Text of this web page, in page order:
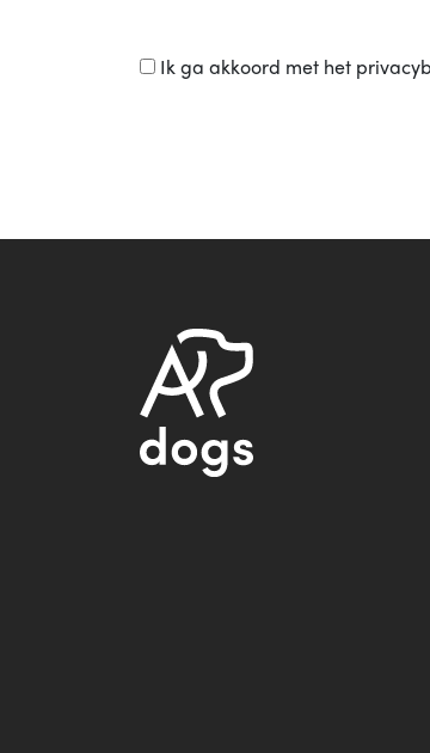
Ik ga akkoord met het